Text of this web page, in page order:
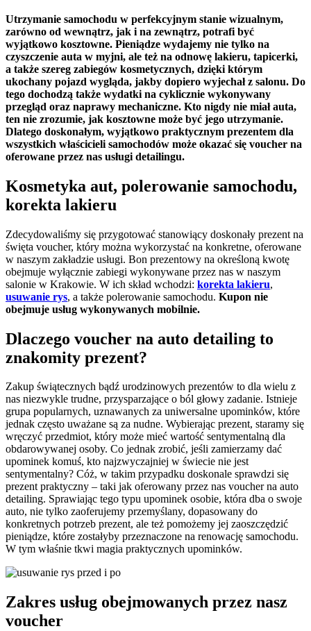
Utrzymanie samochodu w perfekcyjnym stanie wizualnym,
zarówno od wewnątrz, jak i na zewnątrz, potrafi być
wyjątkowo kosztowne. Pieniądze wydajemy nie tylko na
czyszczenie auta w myjni, ale też na odnowę lakieru, tapicerki,
a także szereg zabiegów kosmetycznych, dzięki którym
ukochany pojazd wygląda, jakby dopiero wyjechał z salonu. Do
tego dochodzą także wydatki na cyklicznie wykonywany
przegląd oraz naprawy mechaniczne. Kto nigdy nie miał auta,
ten nie zrozumie, jak kosztowne może być jego utrzymanie.
Dlatego doskonałym, wyjątkowo praktycznym prezentem dla
wszystkich właścicieli samochodów może okazać się voucher na
oferowane przez nas usługi detailingu.
Kosmetyka aut, polerowanie samochodu,
korekta lakieru
Zdecydowaliśmy się przygotować stanowiący doskonały prezent na
święta voucher, który można wykorzystać na konkretne, oferowane
w naszym zakładzie usługi. Bon prezentowy na określoną kwotę
obejmuje wyłącznie zabiegi wykonywane przez nas w naszym
salonie w Krakowie. W ich skład wchodzi: korekta lakieru,
usuwanie rys, a także polerowanie samochodu. Kupon nie
obejmuje usług wykonywanych mobilnie.
Dlaczego voucher na auto detailing to
znakomity prezent?
Zakup świątecznych bądź urodzinowych prezentów to dla wielu z
nas niezwykle trudne, przysparzające o ból głowy zadanie. Istnieje
grupa popularnych, uznawanych za uniwersalne upominków, które
jednak często uważane są za nudne. Wybierając prezent, staramy się
wręczyć przedmiot, który może mieć wartość sentymentalną dla
obdarowywanej osoby. Co jednak zrobić, jeśli zamierzamy dać
upominek komuś, kto najzwyczajniej w świecie nie jest
sentymentalny? Cóż, w takim przypadku doskonale sprawdzi się
prezent praktyczny – taki jak oferowany przez nas voucher na auto
detailing. Sprawiając tego typu upominek osobie, która dba o swoje
auto, nie tylko zaoferujemy przemyślany, dopasowany do
konkretnych potrzeb prezent, ale też pomożemy jej zaoszczędzić
pieniądze, które zostałyby przeznaczone na renowację samochodu.
W tym właśnie tkwi magia praktycznych upominków.
Zakres usług obejmowanych przez nasz
voucher